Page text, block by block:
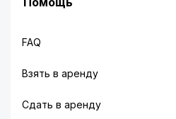
FAQ
Взять в аренду
Сдать в аренду